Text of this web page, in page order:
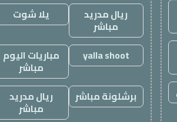
ريال مدريد
مباشر
يلا شوت
yalla shoot مباريات اليوم
مباشر
برشلونة مباشر
ريال مدريد
مباشر